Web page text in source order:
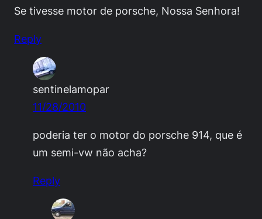
Se tivesse motor de porsche, Nossa Senhora!
Reply
sentinelamopar
11/28/2010
poderia ter o motor do porsche 914, que é
um semi-vw não acha?
Reply